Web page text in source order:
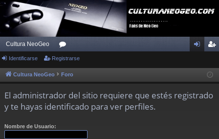
Cultura NeoGeo
or
os ist
Identificarse Registrarse
Cultura NeoGeo Foro
El administrador del sitio requiere que estés registrado
y te hayas identificado para ver perfiles.
Nombre de Usuario: